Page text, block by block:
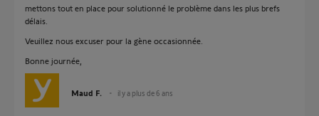
mettons tout en place pour solutionné le problème dans les plus brefs
délais.
Veuillez nous excuser pour la gène occasionnée.
Bonne journée,
Maud F. il y a plus de 6 ans